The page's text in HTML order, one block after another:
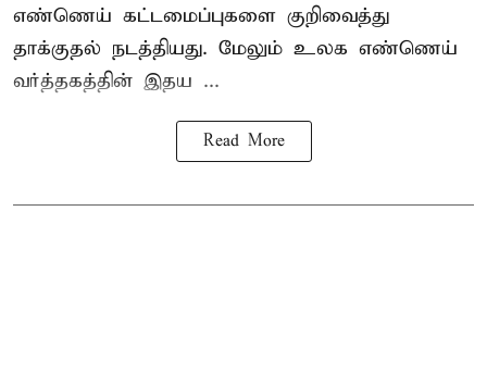
எண்ணெய் கட்டமைப்புகளை குறிவைத்து
தாக்குதல் நடத்தியது. மேலும் உலக எண்ணெய்
வர்த்தகத்தின் இதய ...
Read More